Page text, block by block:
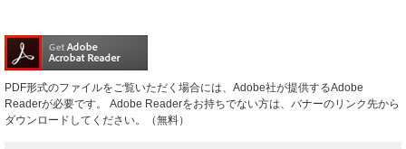
PDF形式のファイルをご覧いただく場合には、Adobe社が提供するAdobe
Readerが必要です。
Adobe Readerをお持ちでない方は、バナーのリンク先から
ダウンロードしてください。（無料）